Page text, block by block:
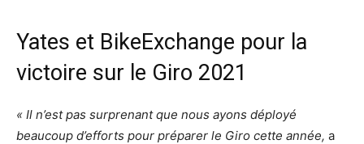
Yates et BikeExchange pour la
victoire sur le Giro 2021
« Il n’est pas surprenant que nous ayons déployé
beaucoup d’efforts pour préparer le Giro cette année, a